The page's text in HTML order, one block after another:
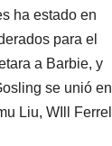
ha estado en
para el
a Barbie, y
se unió en
Liu, WIll Ferrell